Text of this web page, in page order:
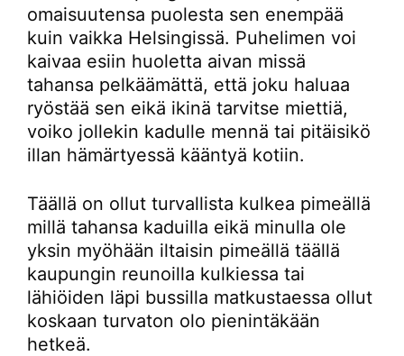
omaisuutensa puolesta sen enempää
kuin vaikka Helsingissä. Puhelimen voi
kaivaa esiin huoletta aivan missä
tahansa pelkäämättä, että joku haluaa
ryöstää sen eikä ikinä tarvitse miettiä,
voiko jollekin kadulle mennä tai pitäisikö
illan hämärtyessä kääntyä kotiin.
Täällä on ollut turvallista kulkea pimeällä
millä tahansa kaduilla eikä minulla ole
yksin myöhään iltaisin pimeällä täällä
kaupungin reunoilla kulkiessa tai
lähiöiden läpi bussilla matkustaessa ollut
koskaan turvaton olo pienintäkään
hetkeä.